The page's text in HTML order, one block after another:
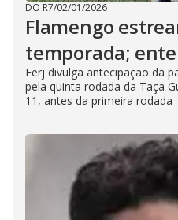
DO R7/02/01/2026
Flamengo
temporada;
Ferj divulga antecipação da
pela quinta rodada da Taça
11, antes da primeira rodada